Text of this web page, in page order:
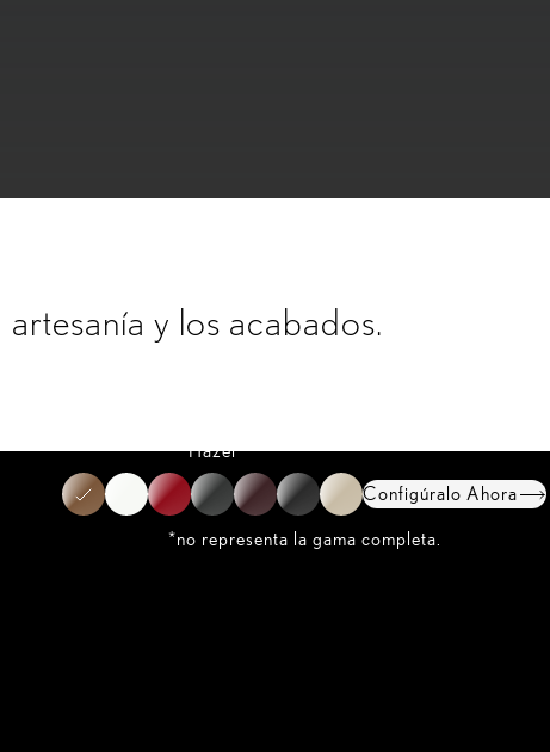
y los acabados.
Hazel
Configúralo Ahora
*no representa la gama completa.